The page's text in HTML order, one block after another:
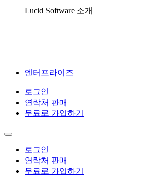
Lucid Software 소개
엔터프라이즈
로그인
연락처 판매
무료로 가입하기
로그인
연락처 판매
무료로 가입하기